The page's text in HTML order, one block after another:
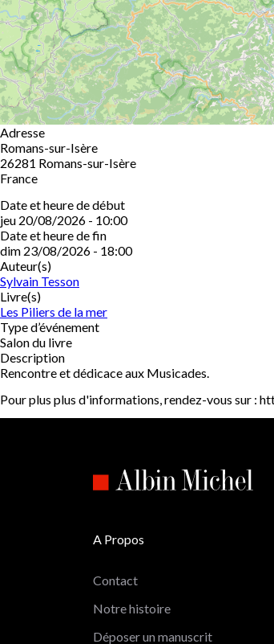
Adresse
Romans-sur-Isère
26281 Romans-sur-Isère
France
Date et heure de début
jeu 20/08/2026 - 10:00
Date et heure de fin
dim 23/08/2026 - 18:00
Auteur(s)
Sylvain Tesson
Livre(s)
Les Piliers de la mer
Type d’événement
Salon du livre
Description
Rencontre et dédicace aux Musicades.
Pour plus plus d'informations, rendez-vous sur :
A Propos
Contact
Notre histoire
Déposer un manuscrit